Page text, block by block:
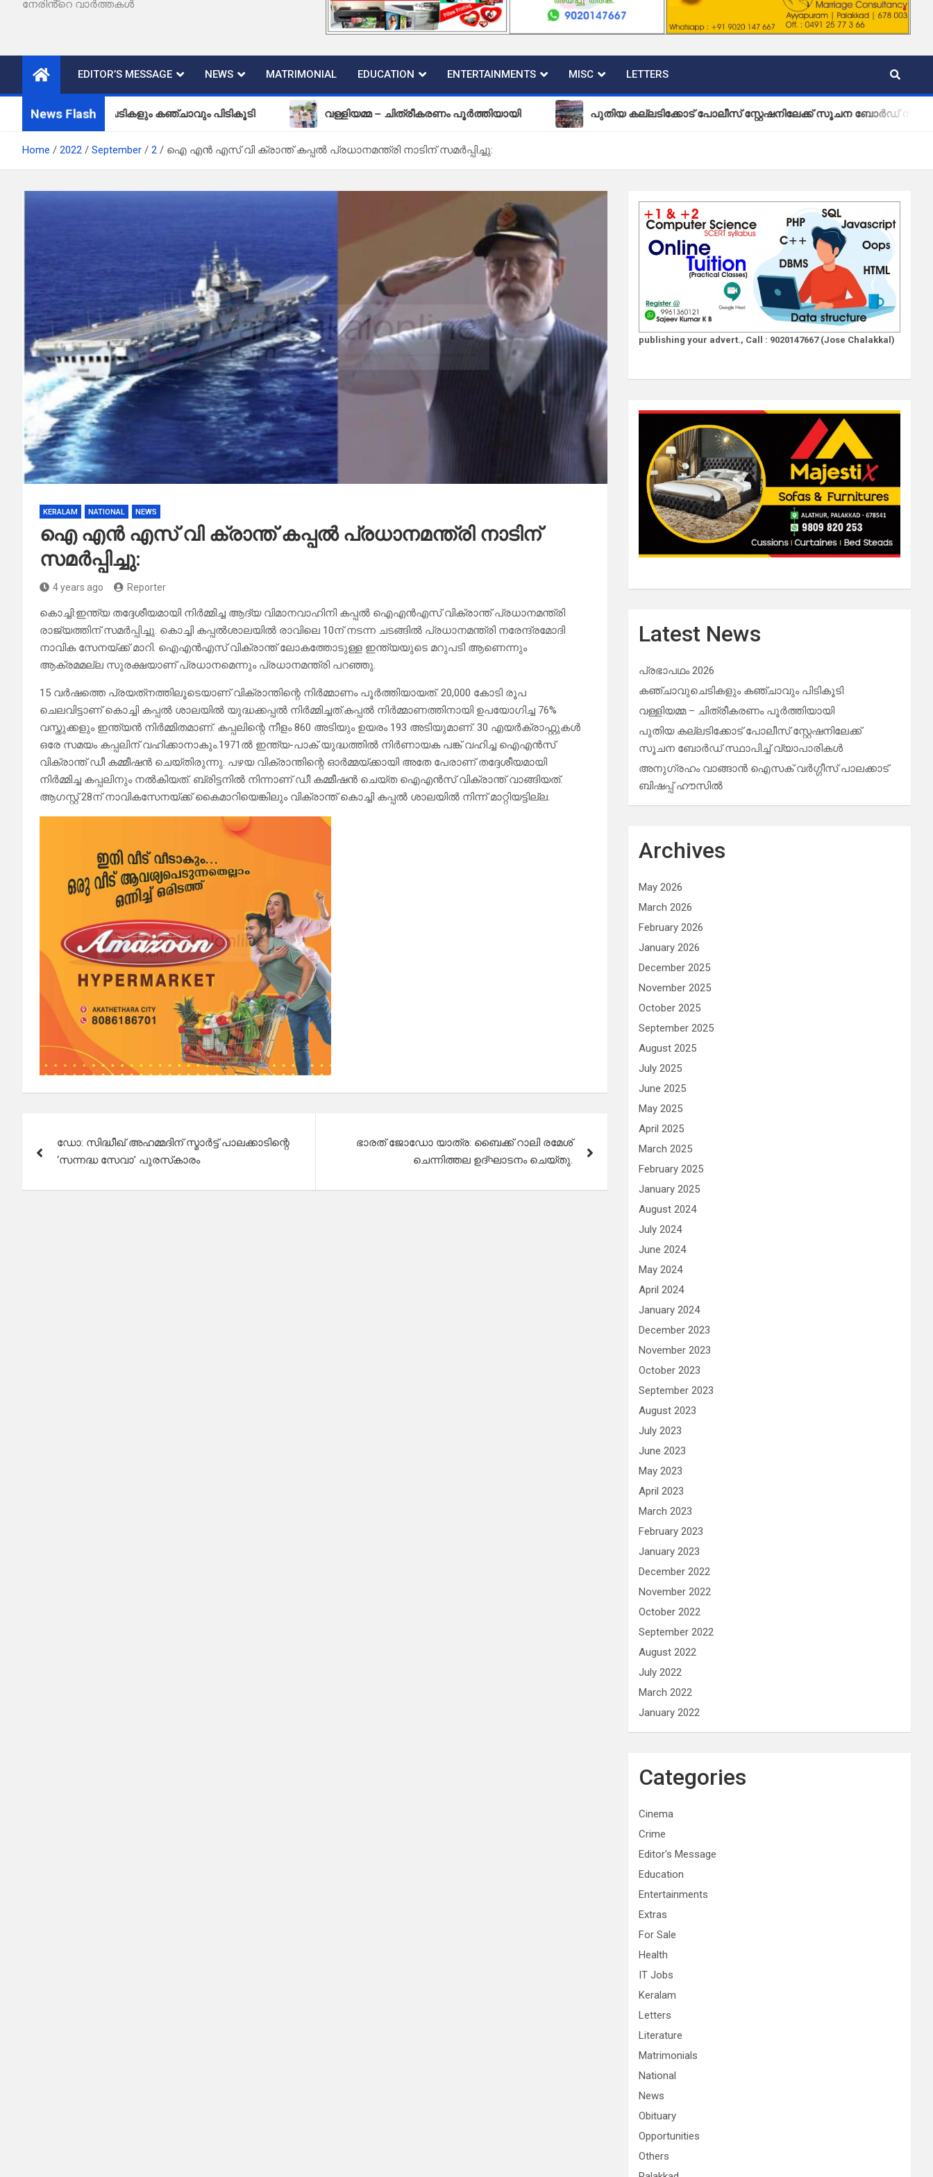
നേരിൻ്റെ വാർത്തകൾ
EDITOR’S MESSAGE NEWS MATRIMONIAL EDUCATION ENTERTAINMENTS MISC LETTERS
News Flashകഞ്ചാവും പിടികൂടി വള്ളിയമ്മ – ചിത്രീകരണം പൂർത്തിയായി പുതിയ കല്ലടിക്കോട് പോലീസ് സ്റ്റേഷനിലേക്ക് സൂചന ബോർഡ് സ്ഥാപിച്ച്
Home 2022 September 2 ഐ എൻ എസ് വി ക്രാന്ത് കപ്പൽ പ്രധാനമന്ത്രി നാടിന് സമർപ്പിച്ചു:
KERALAM NATIONAL NEWS
ഐ എൻ എസ് വി ക്രാന്ത് കപ്പൽ പ്രധാനമന്ത്രി നാടിന്
സമർപ്പിച്ചു:
4 years ago Reporter
കൊച്ചി:ഇന്ത്യ തദ്ദേശീയമായി നിര്‍മ്മിച്ച ആദ്യ വിമാനവാഹിനി കപ്പല്‍ ഐഎന്‍എസ് വിക്രാന്ത് പ്രധാനമന്ത്രി
രാജ്യത്തിന് സമര്‍പ്പിച്ചു. കൊച്ചി കപ്പല്‍ശാലയില്‍ രാവിലെ 10ന് നടന്ന ചടങ്ങില്‍ പ്രധാനമന്ത്രി നരേന്ദ്രമോദി
നാവിക സേനയ്ക്ക് മാറി. ഐഎൻഎസ് വിക്രാന്ത് ലോകത്തോടുള്ള ഇന്ത്യയുടെ മറുപടി ആണെന്നും
ആക്രമമല്ല സുരക്ഷയാണ് പ്രധാനമെന്നും പ്രധാനമന്ത്രി പറഞ്ഞു.
15 വര്‍ഷത്തെ പ്രയത്‌നത്തിലൂടെയാണ് വിക്രാന്തിന്റെ നിര്‍മ്മാണം പൂര്‍ത്തിയായത്. 20,000 കോടി രൂപ
ചെലവിട്ടാണ് കൊച്ചി കപ്പല്‍ ശാലയില്‍ യുദ്ധക്കപ്പല്‍ നിര്‍മ്മിച്ചത്.കപ്പല്‍ നിര്‍മ്മാണത്തിനായി ഉപയോഗിച്ച 76%
വസ്തുക്കളും ഇന്ത്യന്‍ നിര്‍മ്മിതമാണ്. കപ്പലിന്റെ നീളം 860 അടിയും ഉയരം 193 അടിയുമാണ്. 30 എയര്‍ക്രാഫ്റ്റുകള്‍
ഒരേ സമയം കപ്പലിന് വഹിക്കാനാകും.1971ല്‍ ഇന്ത്യ-പാക് യുദ്ധത്തില്‍ നിര്‍ണായക പങ്ക് വഹിച്ച ഐഎന്‍സ്
വിക്രാന്ത് ഡീ കമ്മീഷന്‍ ചെയ്തിരുന്നു. പഴയ വിക്രാന്തിന്റെ ഓര്‍മ്മയ്ക്കായി അതേ പേരാണ് തദ്ദേശീയമായി
നിര്‍മ്മിച്ച കപ്പലിനും നല്‍കിയത്. ബ്രിട്ടനില്‍ നിന്നാണ് ഡീ കമ്മീഷന്‍ ചെയ്ത ഐഎന്‍സ് വിക്രാന്ത് വാങ്ങിയത്.
ആഗസ്റ്റ് 28ന് നാവികസേനയ്ക്ക് കൈമാറിയെങ്കിലും വിക്രാന്ത് കൊച്ചി കപ്പല്‍ ശാലയില്‍ നിന്ന് മാറ്റിയട്ടില്ല.
navigation
ഡോ: സിദ്ധീഖ് അഹമ്മദിന് സ്മാര്‍ട്ട് പാലക്കാടിന്റെ
‘സന്നദ്ധ സേവാ’ പുരസ്‌കാരം
ഭാരത് ജോഡോ യാത്ര: ബൈക്ക് റാലി രമേശ്
ചെന്നിത്തല ഉദ്ഘാടനം ചെയ്തു.
publishing your advert., Call : 9020147667 (Jose Chalakkal)
Latest News
പ്രഭാപഥം 2026
കഞ്ചാവുചെടികളും കഞ്ചാവും പിടികൂടി
വള്ളിയമ്മ – ചിത്രീകരണം പൂർത്തിയായി
പുതിയ കല്ലടിക്കോട് പോലീസ് സ്റ്റേഷനിലേക്ക്
സൂചന ബോർഡ് സ്ഥാപിച്ച് വ്യാപാരികൾ
അനുഗ്രഹം വാങ്ങാൻ ഐസക് വര്‍ഗ്ഗീസ് പാലക്കാട്
ബിഷപ്പ് ഹൗസില്‍
Archives
May 2026
March 2026
February 2026
January 2026
December 2025
November 2025
October 2025
September 2025
August 2025
July 2025
June 2025
May 2025
April 2025
March 2025
February 2025
January 2025
August 2024
July 2024
June 2024
May 2024
April 2024
January 2024
December 2023
November 2023
October 2023
September 2023
August 2023
July 2023
June 2023
May 2023
April 2023
March 2023
February 2023
January 2023
December 2022
November 2022
October 2022
September 2022
August 2022
July 2022
March 2022
January 2022
Categories
Cinema
Crime
Editor's Message
Education
Entertainments
Extras
For Sale
Health
IT Jobs
Keralam
Letters
Literature
Matrimonials
National
News
Obituary
Opportunities
Others